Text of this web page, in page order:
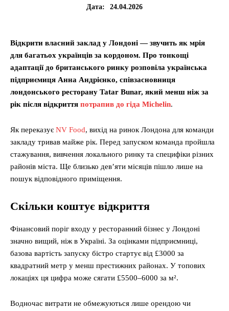
Дата:
24.04.2026
Відкрити власний заклад у Лондоні — звучить як мрія
для багатьох українців за кордоном. Про тонкощі
адаптації до британського ринку розповіла українська
підприємиця Анна Андрієнко, співзасновниця
лондонського ресторану Tatar Bunar, який менш ніж за
рік після відкриття потрапив до гіда Michelin.
Як переказуєNV Food, вихід на ринок Лондона для команди
закладу тривав майже рік. Перед запуском команда пройшла
стажування, вивчення локального ринку та специфіки різних
районів міста. Ще близько дев’яти місяців пішло лише на
пошук відповідного приміщення.
Скільки коштує відкриття
Фінансовий поріг входу у ресторанний бізнес у Лондоні
значно вищий, ніж в Україні. За оцінками підприємниці,
базова вартість запуску бістро стартує від £3000 за
квадратний метр у менш престижних районах. У топових
локаціях ця цифра може сягати £5500–6000 за м².
Водночас витрати не обмежуються лише орендою чи